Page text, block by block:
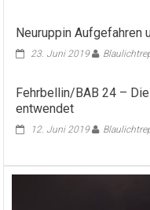
Neuruppin Aufgefahren
23. Juni 2019
Fehrbellin/BAB 24 –
entwendet
12. Juni 2019